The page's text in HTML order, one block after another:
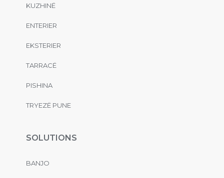
KUZHINË
ENTERIER
EKSTERIER
TARRACË
PISHINA
TRYEZË PUNE
SOLUTIONS
BANJO